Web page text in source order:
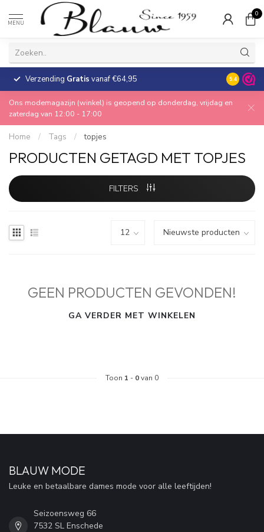
MENU
0
Verzending Gratis vanaf €64,95 30 dagen
9.4
Ons modemagazijn (winkel) is geopend op donderdag, vrijdag en
zaterdag van 12:00 - 17:00
Home / Tags / topjes
PRODUCTEN GETAGD MET TOPJES
FILTERS
GEEN PRODUCTEN GEVONDEN!
GA VERDER MET WINKELEN
Toon 1 - 0van 0
BLAUW MODE
Leuke en betaalbare dames mode voor alle leeftijden!
Seizoensweg 66
7532 SL Enschede